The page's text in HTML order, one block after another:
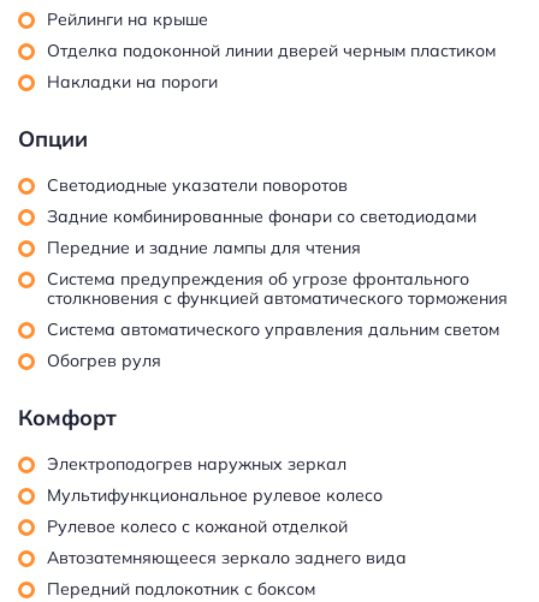
Рейлинги на крыше
Отделка подоконной линии дверей черным пластиком
Накладки на пороги
Опции
Светодиодные указатели поворотов
Задние комбинированные фонари со светодиодами
Передние и задние лампы для чтения
Система предупреждения об угрозе фронтального
столкновения с функцией автоматического торможения
Система автоматического управления дальним светом
Обогрев руля
Комфорт
Электроподогрев наружных зеркал
Мультифункциональное рулевое колесо
Рулевое колесо с кожаной отделкой
Автозатемняющееся зеркало заднего вида
Передний подлокотник с боксом